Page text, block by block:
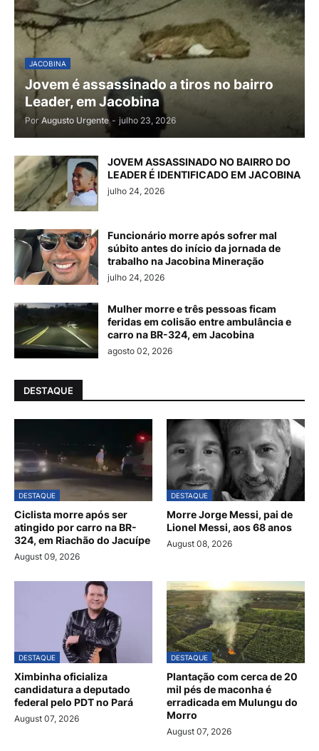
JACOBINA
Jovem é assassinado a tiros no bairro
Leader, em Jacobina
Por Augusto Urgente - julho 23, 2026
JOVEM ASSASSINADO NO BAIRRO DO
LEADER É IDENTIFICADO EM JACOBINA
julho 24, 2026
Funcionário morre após sofrer mal
súbito antes do início da jornada de
trabalho na Jacobina Mineração
julho 24, 2026
Mulher morre e três pessoas ficam
feridas em colisão entre ambulância e
carro na BR-324, em Jacobina
agosto 02, 2026
DESTAQUE
DESTAQUE
Ciclista morre após ser
atingido por carro na BR-
324, em Riachão do Jacuípe
August 09, 2026
DESTAQUE
Morre Jorge Messi, pai de
Lionel Messi, aos 68 anos
August 08, 2026
DESTAQUE
Ximbinha oficializa
candidatura a deputado
federal pelo PDT no Pará
August 07, 2026
DESTAQUE
Plantação com cerca de 20
mil pés de maconha é
erradicada em Mulungu do
Morro
August 07, 2026